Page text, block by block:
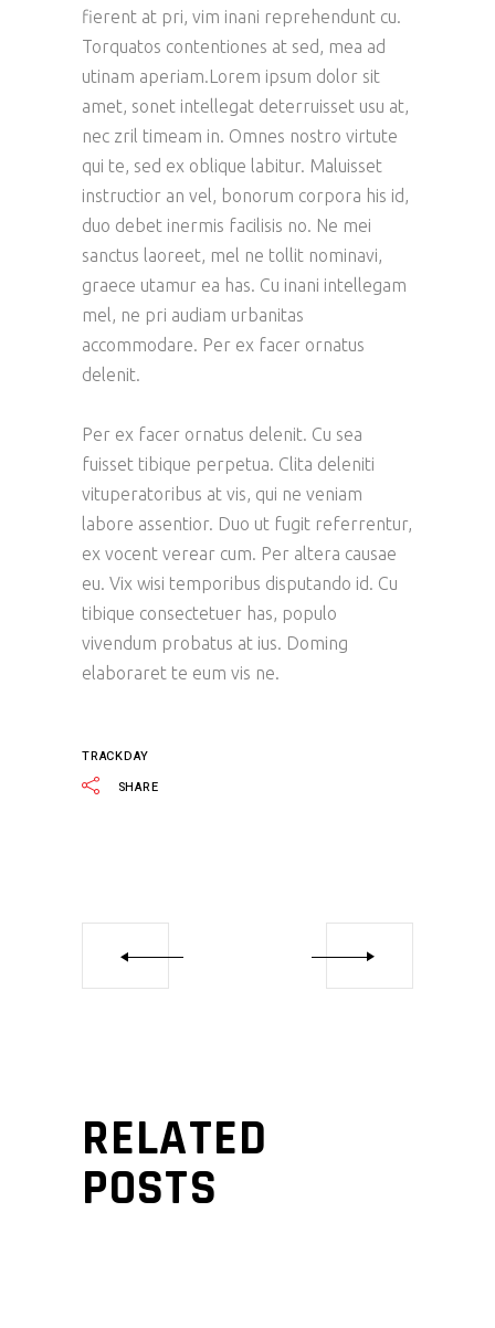
fierent at pri, vim inani reprehendunt cu.
Torquatos contentiones at sed, mea ad
utinam aperiam.Lorem ipsum dolor sit
amet, sonet intellegat deterruisset usu at,
nec zril timeam in. Omnes nostro virtute
qui te, sed ex oblique labitur. Maluisset
instructior an vel, bonorum corpora his id,
duo debet inermis facilisis no. Ne mei
sanctus laoreet, mel ne tollit nominavi,
graece utamur ea has. Cu inani intellegam
mel, ne pri audiam urbanitas
accommodare. Per ex facer ornatus
delenit.
Per ex facer ornatus delenit. Cu sea
fuisset tibique perpetua. Clita deleniti
vituperatoribus at vis, qui ne veniam
labore assentior. Duo ut fugit referrentur,
ex vocent verear cum. Per altera causae
eu. Vix wisi temporibus disputando id. Cu
tibique consectetuer has, populo
vivendum probatus at ius. Doming
elaboraret te eum vis ne.
TRACKDAY
SHARE
RELATED
POSTS